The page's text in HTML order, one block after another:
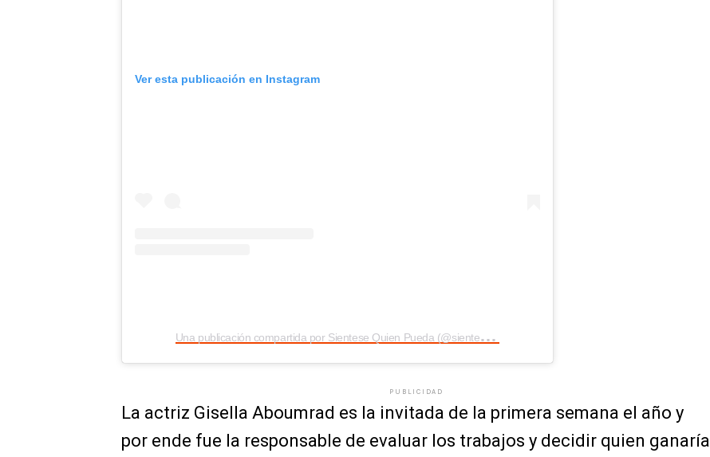
Ver esta publicación en Instagram
U
na publicación compartida por Sientese Quien Pueda (@sientesequienpueda)
PUBLICIDAD
La actriz Gisella Aboumrad es la invitada de la primera semana el año y
por ende fue la responsable de evaluar los trabajos y decidir quien ganaría